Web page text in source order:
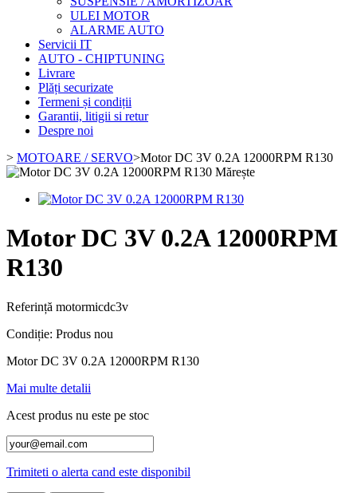
ULEI MOTOR
ALARME AUTO
Servicii IT
AUTO - CHIPTUNING
Livrare
Plăți securizate
Termeni și condiții
Garantii, litigii si retur
Despre noi
> MOTOARE / SERVO>Motor DC 3V 0.2A 12000RPM R130
Mărește
Motor DC 3V 0.2A 12000RPM
R130
Referință motormicdc3v
Condiție: Produs nou
Motor DC 3V 0.2A 12000RPM R130
Mai multe detalii
Acest produs nu este pe stoc
Trimiteti o alerta cand este disponibil